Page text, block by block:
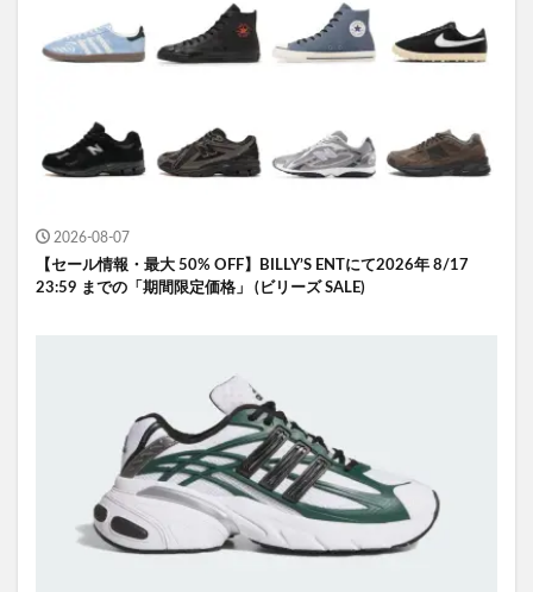
2026-08-07
【セール情報・最大 50% OFF】BILLY’S ENTにて2026年 8/17
23:59 までの「期間限定価格」 (ビリーズ SALE)